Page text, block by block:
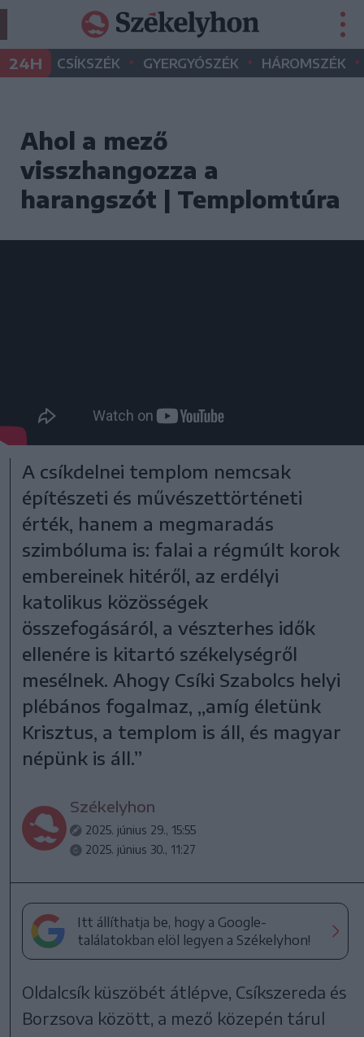
24H CSÍKSZÉK • GYERGYÓSZÉK • HÁROMSZÉK •
Ahol a mező
visszhangozza a
harangszót | Templomtúra
A csíkdelnei templom nemcsak
építészeti és művészettörténeti
érték, hanem a megmaradás
szimbóluma is: falai a régmúlt korok
embereinek hitéről, az erdélyi
katolikus közösségek
összefogásáról, a vészterhes idők
ellenére is kitartó székelységről
mesélnek. Ahogy Csíki Szabolcs helyi
plébános fogalmaz, „amíg életünk
Krisztus, a templom is áll, és magyar
népünk is áll.”
Székelyhon
2025. június 29., 15:55
2025. június 30., 11:27
Itt állíthatja be, hogy a Google-
találatokban elöl legyen a Székelyhon!
Oldalcsík küszöbét átlépve, Csíkszereda és
Borzsova között, a mező közepén tárul